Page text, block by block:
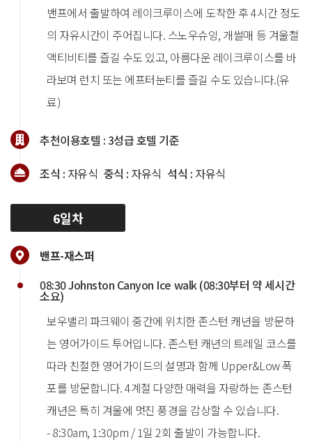
밴프에서 출발하여 레이크루이스에 도착한 후 4시간 정도
의 자유시간이 주어집니다. 스노우슈잉, 개썰매 등 겨울철
액티비티를 즐길 수도 있고, 아름다운 레이크루이스를 바
라보며 런치 또는 에프터눈티를 즐길 수도 있습니다.(유
료)
추천이용호텔 :3성급 호텔 기준
조식 : 자유식 중식 : 자유식 석식 : 자유식
6일차
밴프-재스퍼
08:30 Johnston Canyon Ice walk (08:30부터 약 세시간
소요)
보우밸리 파크웨이 중간에 위치한 존스턴 캐년을 방문하
는 영어가이드 투어입니다. 존스턴 캐년의 트레일 코스를
따라 친절한 영어가이드의 설명과 함께 Upper&Low 폭
포를 방문합니다. 4계절 다양한 매력을 자랑하는 존스턴
캐년은 특히 겨울에 멋진 풍경을 감상할 수 있습니다.
- 8:30am, 1:30pm / 1일 2회 출발이 가능합니다.